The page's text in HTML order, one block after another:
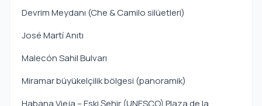
Devrim Meydanı (Che & Camilo silüetleri)
José Martí Anıtı
Malecón Sahil Bulvarı
Miramar büyükelçilik bölgesi (panoramik)
Habana Vieja – Eski Şehir (UNESCO) Plaza de la